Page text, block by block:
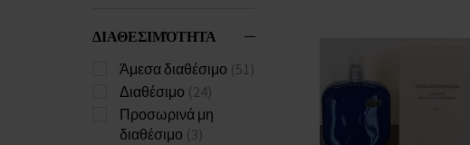
ΔΙΑΘΕΣΙΜΌΤΗΤΑ
Άμεσα διαθέσιμο (51)
Διαθέσιμο (24)
Προσωρινά μη
διαθέσιμο (3)